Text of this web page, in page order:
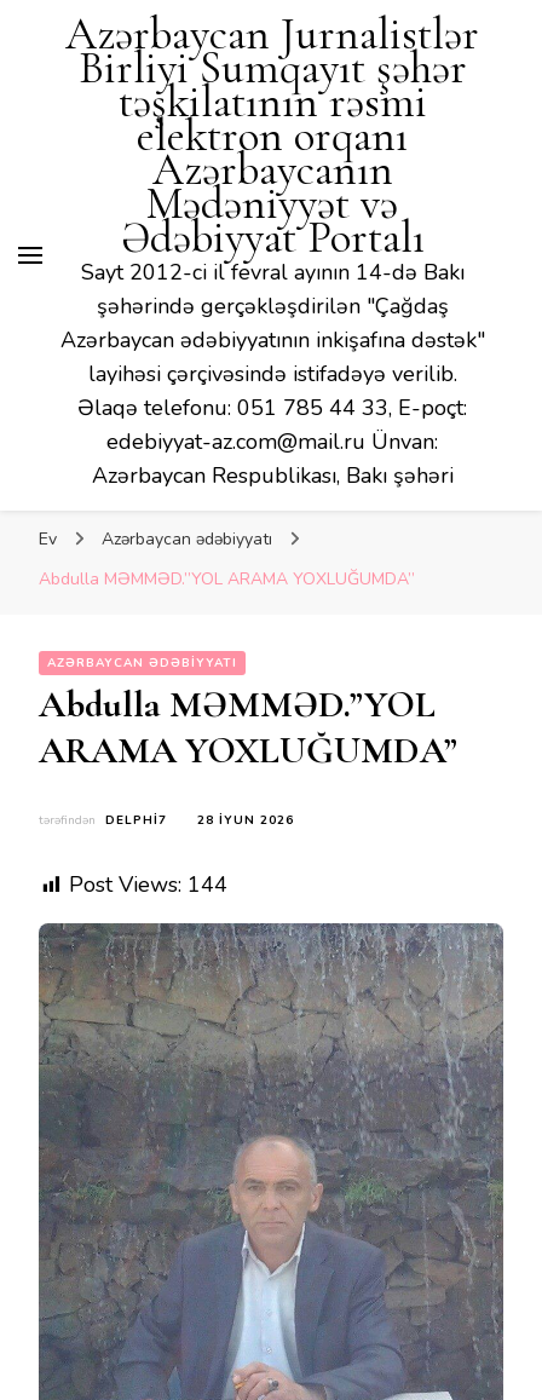
Mədəniyyət və Ədəbiyyat
Portalı
Azərbaycan Jurnalistlər
Birliyi Sumqayıt şəhər
təşkilatının rəsmi
elektron orqanı
Azərbaycanın
Mədəniyyət və
Ədəbiyyat Portalı
Sayt 2012-ci il fevral ayının 14-də Bakı
şəhərində gerçəkləşdirilən "Çağdaş
Azərbaycan ədəbiyyatının inkişafına dəstək"
layihəsi çərçivəsində istifadəyə verilib.
Əlaqə telefonu: 051 785 44 33, E-poçt:
edebiyyat-az.com@mail.ru Ünvan:
Azərbaycan Respublikası, Bakı şəhəri
Ev
Azərbaycan ədəbiyyatı
Abdulla MƏMMƏD.”YOL ARAMA YOXLUĞUMDA”
AZƏRBAYCAN ƏDƏBIYYATI
Abdulla MƏMMƏD.”YOL
ARAMA YOXLUĞUMDA”
tərəfindən DELPHI7 28 İYUN 2026
Post Views: 144